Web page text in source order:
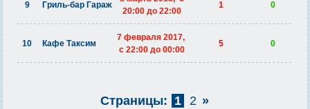
9 Гриль-бар Гараж
20:00 до 22:00
1 0
10 Кафе Таксим
7 февраля 2017,
c 22:00 до 00:00
5 0
Страницы: 1 2 »